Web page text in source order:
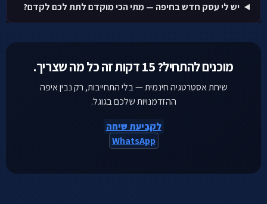
יש לי עסק חדש בחיפה — מתי הכי מוקדם לתת לכם לקדם?
מוכנים להתחיל? 15 דקות זה כל מה שצריך.
שיחת אסטרטגיה חינמית — בלי התחייבות, רק נבין איפה
ההזדמנויות שלכם בגוגל.
לקביעת שיחה
WhatsApp